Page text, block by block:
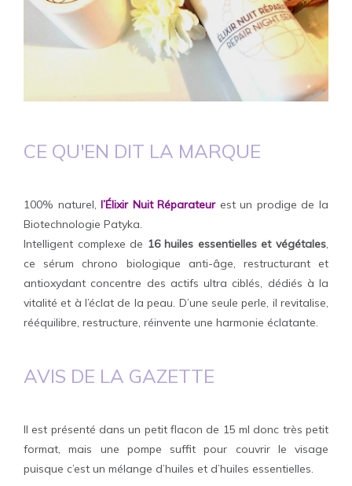
CE QU'EN DIT LA MARQUE
100% naturel,l’Élixir Nuit Réparateurest un prodige de la
Biotechnologie Patyka.
Intelligent complexe de 16 huiles essentielles et végétales,
ce sérum chrono biologique anti-âge, restructurant et
antioxydant concentre des actifs ultra ciblés, dédiés à la
vitalité et à l’éclat de la peau. D’une seule perle, il revitalise,
rééquilibre, restructure, réinvente une harmonie éclatante.
AVIS DE LA GAZETTE
Il est présenté dans un petit flacon de 15 ml donc très petit
format, mais une pompe suffit pour couvrir le visage
puisque c’est un mélange d’huiles et d’huiles essentielles.